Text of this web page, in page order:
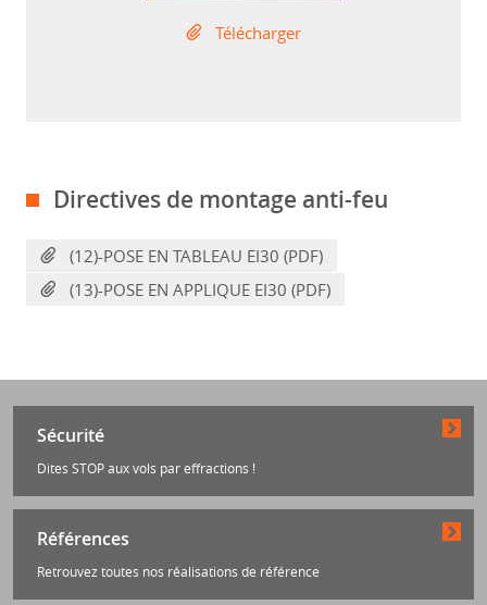
Télécharger
Directives de montage anti-feu
(12)-POSE EN TABLEAU EI30 (PDF)
(13)-POSE EN APPLIQUE EI30 (PDF)
Sécurité
Dites STOP aux vols par effractions !
Références
Retrouvez toutes nos réalisations de référence